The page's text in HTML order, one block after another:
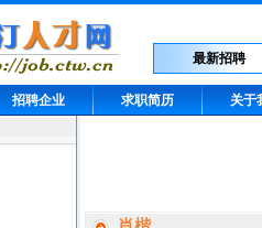
最新招聘
招聘企业 求职简历
关于